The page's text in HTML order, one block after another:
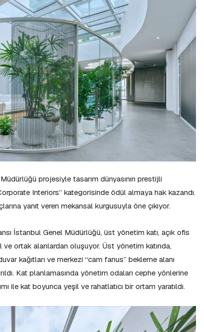
projesiyle tasarım dünyasının prestijli
Interiors” kategorisinde ödül almaya hak kazandı.
yanıt veren mekansal kurgusuyla öne çıkıyor.
İstanbul Genel Müdürlüğü, üst yönetim katı, açık ofis
ortak alanlardan oluşuyor. Üst yönetim katında,
kağıtları ve merkezi “cam fanus” bekleme alanı
Kat planlamasında yönetim odaları cephe yönlerine
ile kat boyunca yeşil ve rahatlatıcı bir ortam yaratıldı.